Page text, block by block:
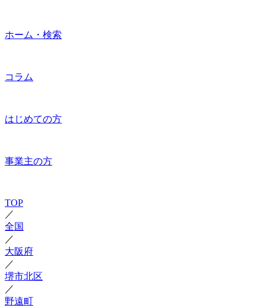
ホーム・検索
コラム
はじめての方
事業主の方
TOP
／
全国
／
大阪府
／
堺市北区
／
野遠町